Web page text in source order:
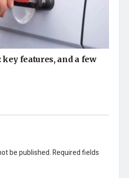
features, and a few
be published.Required fields